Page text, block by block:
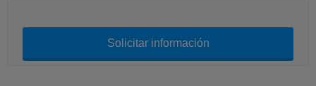
Solicitar información